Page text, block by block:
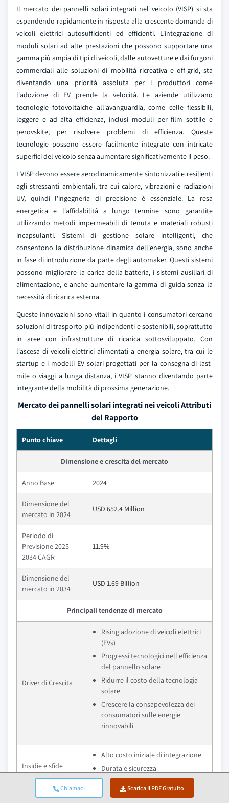
Chiamaci Scarica Il PDF Gratuito
Il mercato dei pannelli solari integrati nel veicolo (VISP) si sta
espandendo rapidamente in risposta alla crescente domanda di
veicoli elettrici autosufficienti ed efficienti. L'integrazione di
moduli solari ad alte prestazioni che possono supportare una
gamma più ampia di tipi di veicoli, dalle autovetture e dai furgoni
commerciali alle soluzioni di mobilità ricreativa e off-grid, sta
diventando una priorità assoluta per i produttori come
l'adozione di EV prende la velocità. Le aziende utilizzano
tecnologie fotovoltaiche all'avanguardia, come celle flessibili,
leggere e ad alta efficienza, inclusi moduli per film sottile e
perovskite, per risolvere problemi di efficienza. Queste
tecnologie possono essere facilmente integrate con intricate
superfici del veicolo senza aumentare significativamente il peso.
I VISP devono essere aerodinamicamente sintonizzati e resilienti
agli stressanti ambientali, tra cui calore, vibrazioni e radiazioni
UV, quindi l'ingegneria di precisione è essenziale. La resa
energetica e l'affidabilità a lungo termine sono garantite
utilizzando metodi impermeabili di tenuta e materiali robusti
incapsulanti. Sistemi di gestione solare intelligenti, che
consentono la distribuzione dinamica dell'energia, sono anche
in fase di introduzione da parte degli automaker. Questi sistemi
possono migliorare la carica della batteria, i sistemi ausiliari di
alimentazione, e anche aumentare la gamma di guida senza la
necessità di ricarica esterna.
Queste innovazioni sono vitali in quanto i consumatori cercano
soluzioni di trasporto più indipendenti e sostenibili, soprattutto
in aree con infrastrutture di ricarica sottosviluppato. Con
l'ascesa di veicoli elettrici alimentati a energia solare, tra cui le
startup e i modelli EV solari progettati per la consegna di last-
mile o viaggi a lunga distanza, i VISP stanno diventando parte
integrante della mobilità di prossima generazione.
Mercato dei pannelli solari integrati nei veicoli Attributi
del Rapporto
Punto chiave Dettagli
Dimensione e crescita del mercato
Anno Base 2024
Dimensione del
mercato in 2024
USD 652.4 Million
Periodo di
Previsione 2025 -
2034 CAGR
11.9%
Dimensione del
mercato in 2034
USD 1.69 Billion
Principali tendenze di mercato
Driver di Crescita
Rising adozione di veicoli elettrici
(EVs)
Progressi tecnologici nell efficienza
del pannello solare
Ridurre il costo della tecnologia
solare
Crescere la consapevolezza dei
consumatori sulle energie
rinnovabili
Insidie e sfide
Alto costo iniziale di integrazione
Durata e sicurezza
Quali sono le opportunità di crescita in questo